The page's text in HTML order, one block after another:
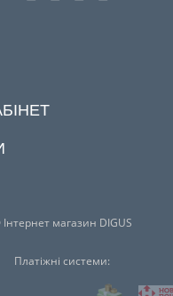
магазин DIGUS
Платіжні системи: